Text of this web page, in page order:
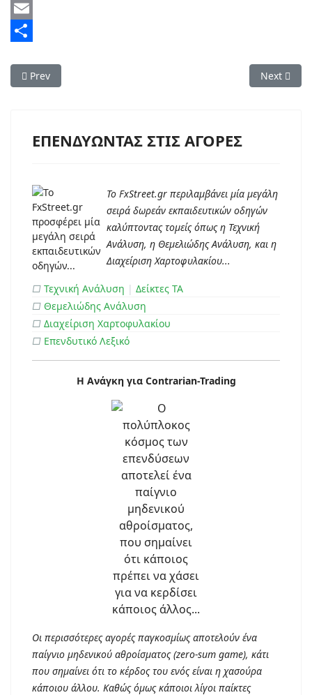
Mastodon
Email
Previous article: Η Διαγραμματική Ανάλυση των Κυματισμών
Prev Next
Next
ΕΠΕΝΔΥΩΝΤΑΣ ΣΤΙΣ ΑΓΟΡΕΣ
Το FxStreet.gr περιλαμβάνει μία μεγάλη
σειρά δωρεάν εκπαιδευτικών οδηγών
καλύπτοντας τομείς όπως η Τεχνική
Ανάλυση, η Θεμελιώδης Ανάλυση, και η
Διαχείριση Χαρτοφυλακίου...
□ Τεχνική Ανάλυση | Δείκτες ΤΑ
□ Θεμελιώδης Ανάλυση
□ Διαχείριση Χαρτοφυλακίου
□ Επενδυτικό Λεξικό
Η Ανάγκη για Contrarian-Trading
Οι περισσότερες αγορές παγκοσμίως αποτελούν ένα
παίγνιο μηδενικού αθροίσματος (zero-sum game), κάτι
που σημαίνει ότι το κέρδος του ενός είναι η χασούρα
κάποιου άλλου. Καθώς όμως κάποιοι λίγοι παίκτες